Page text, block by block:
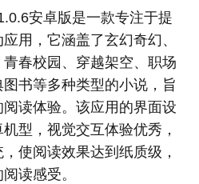
安卓版是一款专注于提
用，它涵盖了玄幻奇幻、
春校园、穿越架空、职场
书等多种类型的小说，旨
读体验。该应用的界面设
型，视觉交互体验优秀，
使阅读效果达到纸质级，
读感受。